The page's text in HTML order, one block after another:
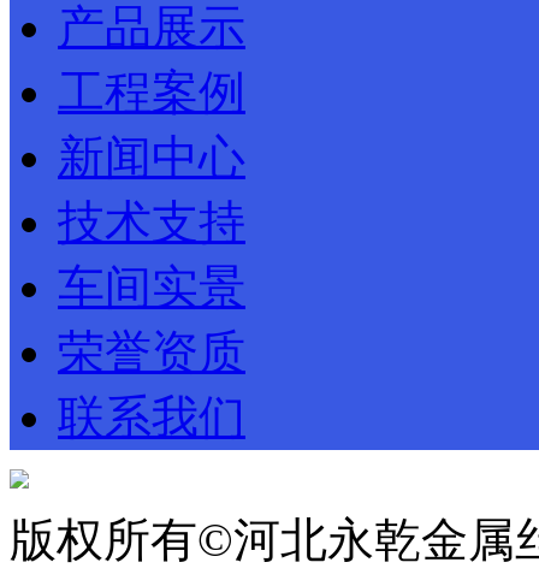
产品展示
工程案例
新闻中心
技术支持
车间实景
荣誉资质
联系我们
版权所有©河北永乾金属